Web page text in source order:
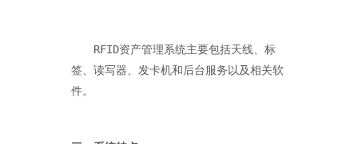
RFID资产管理系统主要包括天线、标
签、读写器、发卡机和后台服务以及相关软
件。